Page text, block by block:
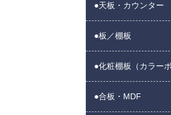
●天板・カウンター
●板／棚板
●化粧棚板（カラーボ
●合板・MDF